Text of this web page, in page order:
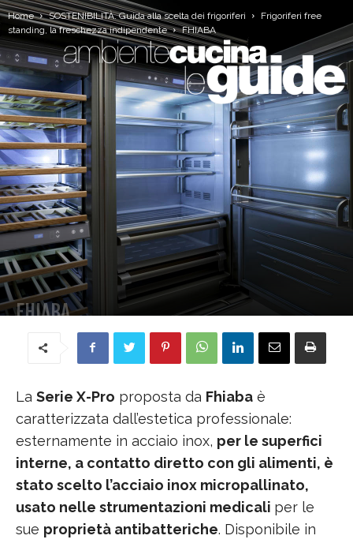
Home SOSTENIBILITÀ. Guida alla scelta dei frigoriferi
Frigoriferi free
standing, la freschezza indipendente
FHIABA
FHIABA
La Serie X-Pro proposta da Fhiaba è
caratterizzata dall’estetica professionale:
esternamente in acciaio inox, per le superfici
interne, a contatto diretto con gli alimenti, è
stato scelto l’acciaio inox micropallinato,
usato nelle strumentazioni medicali per le
sue proprietà antibatteriche. Disponibile in